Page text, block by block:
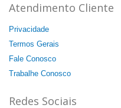
Atendimento Cliente
Privacidade
Termos Gerais
Fale Conosco
Trabalhe Conosco
Redes Sociais